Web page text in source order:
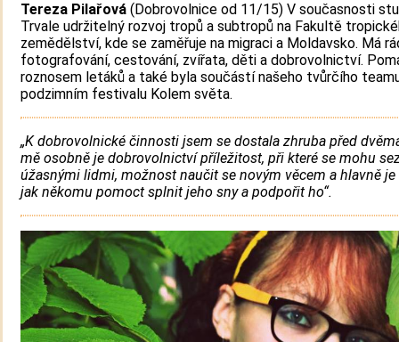
Tereza Pilařová (Dobrovolnice od 11/15) V současnosti
Trvale udržitelný rozvoj tropů a subtropů na Fakultě
zemědělství, kde se zaměřuje na migraci a Moldavsko. Má
fotografování, cestování, zvířata, děti a dobrovolnictví.
roznosem letáků a také byla součástí našeho tvůrčího
podzimním festivalu Kolem světa.
„K dobrovolnické činnosti jsem se dostala zhruba před
mě osobně je dobrovolnictví příležitost, při které se mohu
úžasnými lidmi, možnost naučit se novým věcem a hlavně je
jak někomu pomoct splnit jeho sny a podpořit ho“.